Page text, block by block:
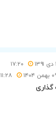
۱۷:۲۰
۱۱:۲۸
گذاری